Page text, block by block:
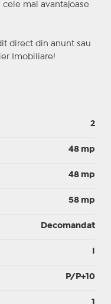
mai avantajoase
direct din anunt sau
Imobiliare!
2
48 mp
48 mp
58 mp
Decomandat
P/P+10
1